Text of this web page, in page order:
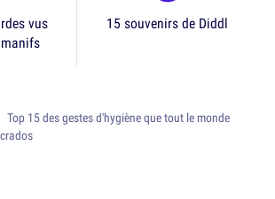
vus
15 souvenirs de Diddl
Top 15 des gestes d'hygiène que tout le monde